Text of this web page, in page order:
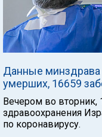
Данные минздрава
умерших, 16659
Вечером во вторник,
здравоохранения
по коронавирусу.